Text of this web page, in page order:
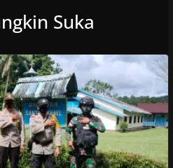
Suka